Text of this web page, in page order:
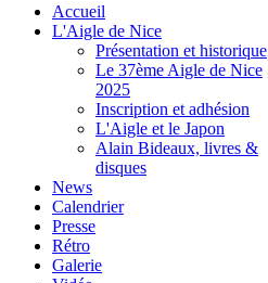
Accueil
L'Aigle de Nice
Présentation et historique
Le 37ème Aigle de Nice
2025
Inscription et adhésion
L'Aigle et le Japon
Alain Bideaux, livres &
disques
News
Calendrier
Presse
Rétro
Galerie